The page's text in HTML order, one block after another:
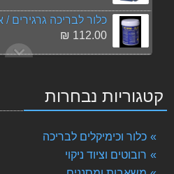
112.00 ₪
APF - מצליל מים לבריכות ציבוריות
קטגוריות נבחרות
כלור וכימיקלים לבריכה
רובוטים וציוד ניקוי